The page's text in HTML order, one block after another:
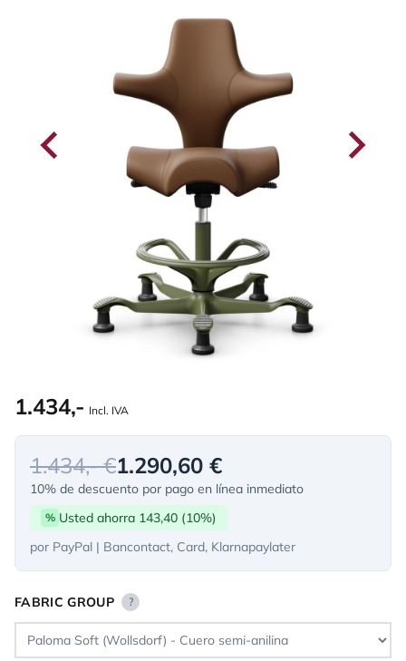
1.434,- Incl. IVA
1.434,- €1.290,60 €
10% de descuento por pago en línea inmediato
% Usted ahorra 143,40 (10%)
por PayPal | Bancontact, Card, Klarnapaylater
FABRIC GROUP ?